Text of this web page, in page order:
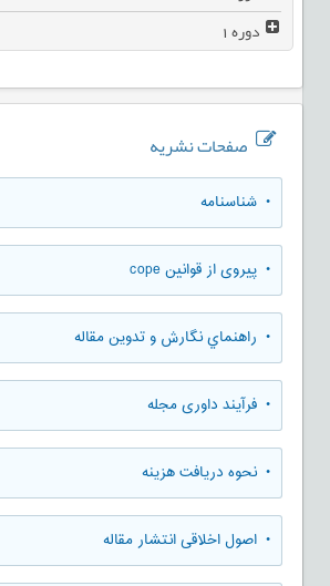
دوره1
صفحات نشریه
• شناسنامه
• پیروی از قوانین cope
• راهنماي نگارش و تدوين مقاله
• فرآیند داوری مجله
• نحوه دریافت هزینه
• اصول اخلاقی انتشار مقاله